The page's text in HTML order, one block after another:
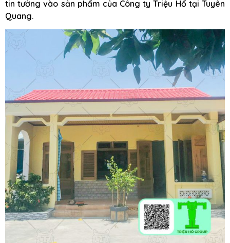
tin tưởng vào sản phẩm của Công ty Triệu Hổ tại Tuyên
Quang.